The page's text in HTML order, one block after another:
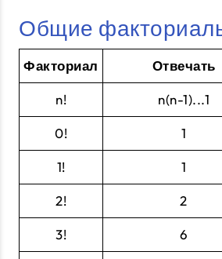
Общие
Факториал Отвечать
n! n(n-1)...1
0! 1
1! 1
2! 2
3! 6